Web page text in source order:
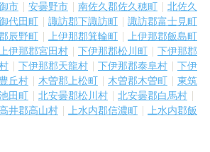
市 安曇野市 南佐久郡佐久穂町
北佐久
代田町 諏訪郡下諏訪町
諏訪郡富士見町
辰野町 上伊那郡箕輪町
上伊那郡飯島町
伊那郡宮田村 下伊那郡松川町
下伊那郡
下伊那郡天龍村 下伊那郡泰阜村
下伊
丘村 木曽郡上松町 木曽郡木曽町
東筑
田町 北安曇郡松川村
北安曇郡白馬村
井郡高山村 上水内郡信濃町
上水内郡飯